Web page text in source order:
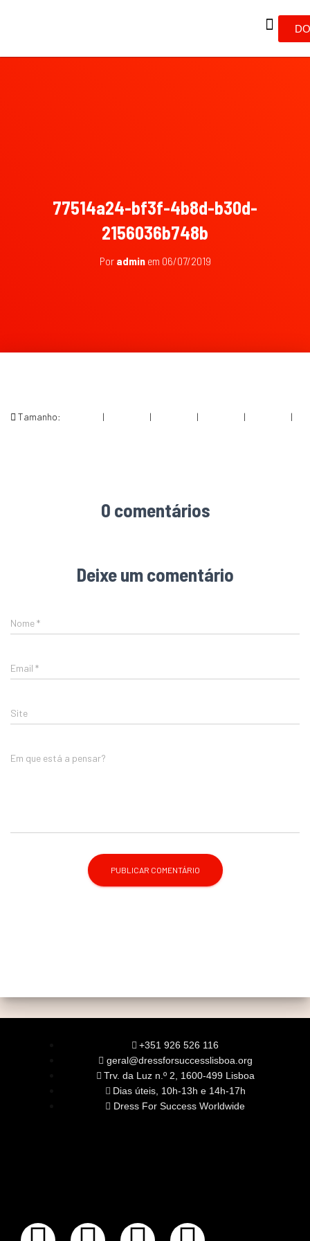
77514a24-bf3f-4b8d-b30d-
2156036b748b
Por adminem 06/07/2019
Tamanho: | | | |
|
0 comentários
Deixe um comentário
Nome*
Email *
Site
Em que está a pensar?
+351 926 526 116
geral@dressforsuccesslisboa.org
Trv. da Luz n.º 2, 1600-499 Lisboa
Dias úteis, 10h-13h e 14h-17h
Dress For Success Worldwide